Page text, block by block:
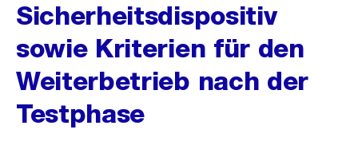
Sicherheitsdispositiv
sowie Kriterien für den
Weiterbetrieb nach der
Testphase